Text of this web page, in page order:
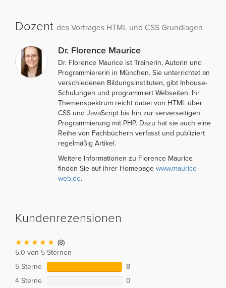
Dozent des Vortrages HTML und CSS Grundlagen
Dr. Florence Maurice
Dr. Florence Maurice ist Trainerin, Autorin und
Programmiererin in München. Sie unterrichtet an
verschiedenen Bildungsinstituten, gibt Inhouse-
Schulungen und programmiert Webseiten. Ihr
Themenspektrum reicht dabei von HTML über
CSS und JavaScript bis hin zur serverseitigen
Programmierung mit PHP. Dazu hat sie auch eine
Reihe von Fachbüchern verfasst und publiziert
regelmäßig Artikel.
Weitere Informationen zu Florence Maurice
finden Sie auf ihrer Homepage www.maurice-
web.de.
Kundenrezensionen
(8)
5,0 von 5 Sternen
5 Sterne
8
4 Sterne
0